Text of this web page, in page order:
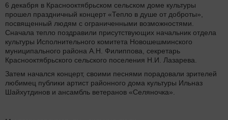
6 декабря в Краснооктябрьском сельском доме культуры
прошел праздничный концерт «Тепло в душе от доброты»,
посвященный людям с ограниченными возможностями.
Сначала тепло поздравили присутствующих начальник отдела
культуры Исполнительного комитета Новошешминского
муниципального района А.Н. Филиппова, секретарь
Краснооктябрьского сельского поселения Н.И. Лазарева.
Затем начался концерт, своими песнями порадовали зрителей
любимец публики артист районного дома культуры Ильназ
Шайхутдинов и ансамбль ветеранов «Селяночка».